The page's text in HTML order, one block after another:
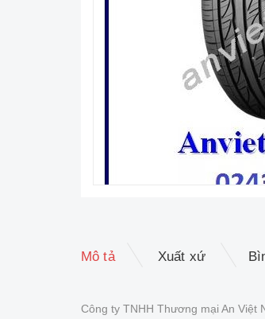
Mô tả Xuất xứ
Công ty TNHH Thương mại An Việt